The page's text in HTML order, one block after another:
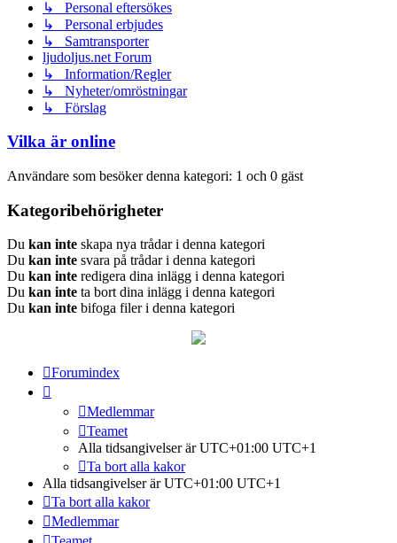
↳ Personal eftersökes
↳ Personal erbjudes
↳ Samtransporter
ljudoljus.net Forum
↳ Information/Regler
↳ Nyheter/omröstningar
↳ Förslag
Vilka är online
Användare som besöker denna kategori: 1 och 0 gäst
Kategoribehörigheter
Du kan inte skapa nya trådar i denna kategori
Du kan inte svara på trådar i denna kategori
Du kan inte redigera dina inlägg i denna kategori
Du kan inte ta bort dina inlägg i denna kategori
Du kan inte bifoga filer i denna kategori
Forumindex
Medlemmar
Teamet
Alla tidsangivelser är UTC+01:00 UTC+1
Ta bort alla kakor
Alla tidsangivelser är UTC+01:00 UTC+1
Ta bort alla kakor
Medlemmar